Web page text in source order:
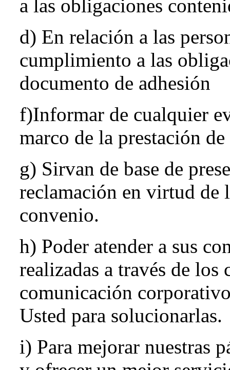
a las obligaciones
d) En relación a las
cumplimiento a las
documento de adhesión
f)Informar de cualquier
marco de la prestación
g) Sirvan de base de
reclamación en virtud de
convenio.
h) Poder atender a sus
realizadas a través de los
comunicación
Usted para solucionarlas.
i) Para mejorar nuestras